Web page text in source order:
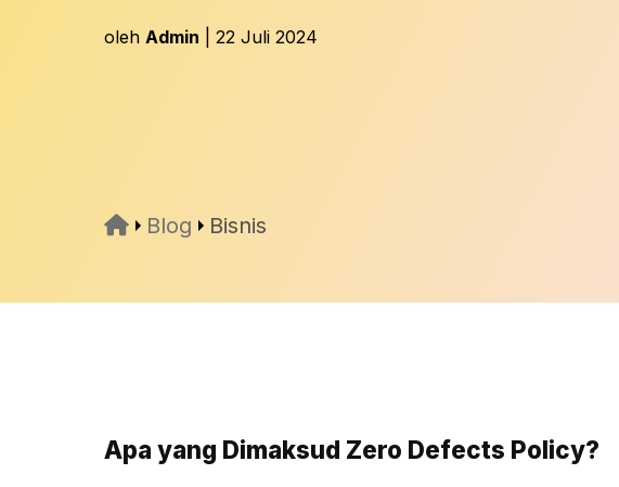
oleh Admin | 22 Juli 2024
Blog Bisnis
Apa yang Dimaksud Zero Defects Policy?